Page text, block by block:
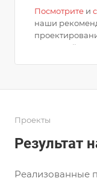
Посмотрите и
наши
пожарной
услугудля
в действие с
года.
Проекты
Результат
Реализованные